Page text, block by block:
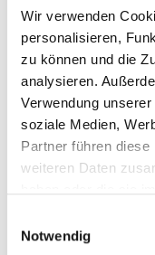
Wir verwenden
personalisieren,
zu können und die
analysieren.
Verwendung
soziale Medien,
Partner führen
weiteren Daten
Notwendig
Eigenschaften
ZUGFESTIGKEIT
69 MPa